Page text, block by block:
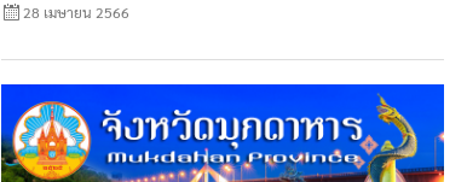
28 เมษายน 2566